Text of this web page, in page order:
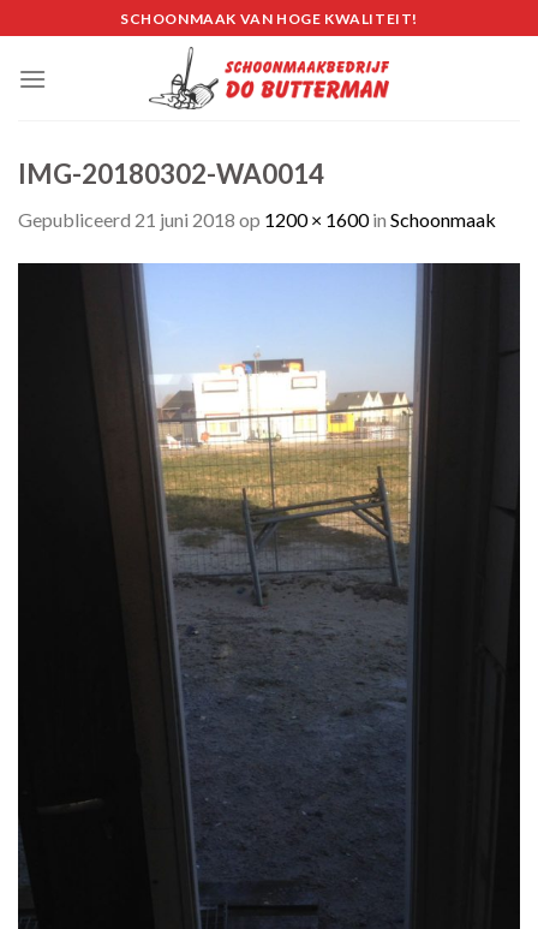
to
content
SCHOONMAAK VAN HOGE KWALITEIT!
IMG-20180302-WA0014
Gepubliceerd 21 juni 2018 op 1200 × 1600in Schoonmaak